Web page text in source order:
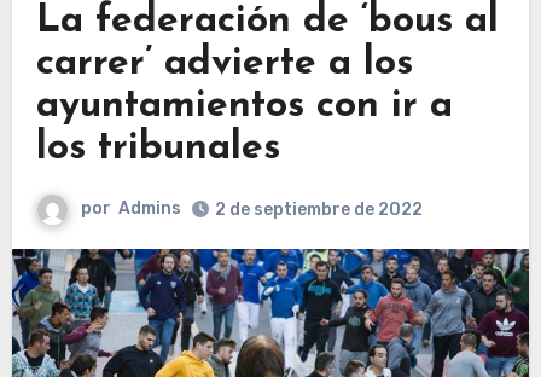
La federación de ‘bous al
carrer’ advierte a los
ayuntamientos con ir a
los tribunales
por Admins 2 de septiembre de 2022